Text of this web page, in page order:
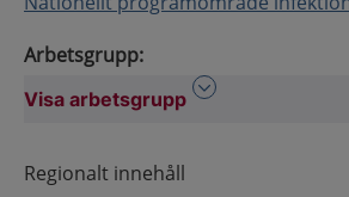
Arbetsgrupp:
Visa arbetsgrupp Visa arbetsgrupp
Regionalt innehåll